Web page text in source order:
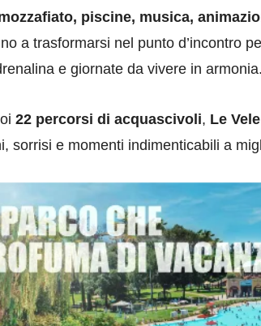
piscine, musica,
a trasformarsi nel punto d’incontro
e giornate da vivere in armonia.
22 percorsi di acquascivoli, Le
sorrisi e momenti indimenticabili a